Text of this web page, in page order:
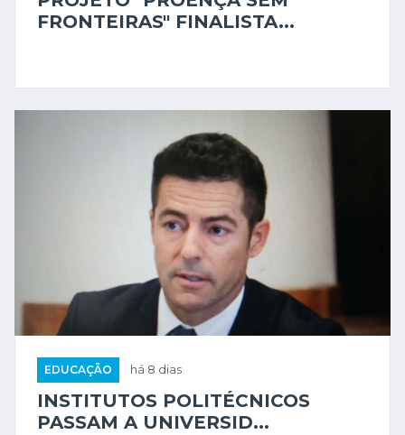
FRONTEIRAS" FINALISTA...
EDUCAÇÃO há 8 dias
INSTITUTOS POLITÉCNICOS
PASSAM A UNIVERSID...